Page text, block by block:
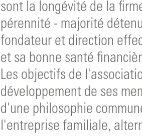
sont la longévité de la
pérennité - majorité
fondateur et direction
et sa bonne santé
Les objectifs de
développement de ses
d'une philosophie
l'entreprise familiale,